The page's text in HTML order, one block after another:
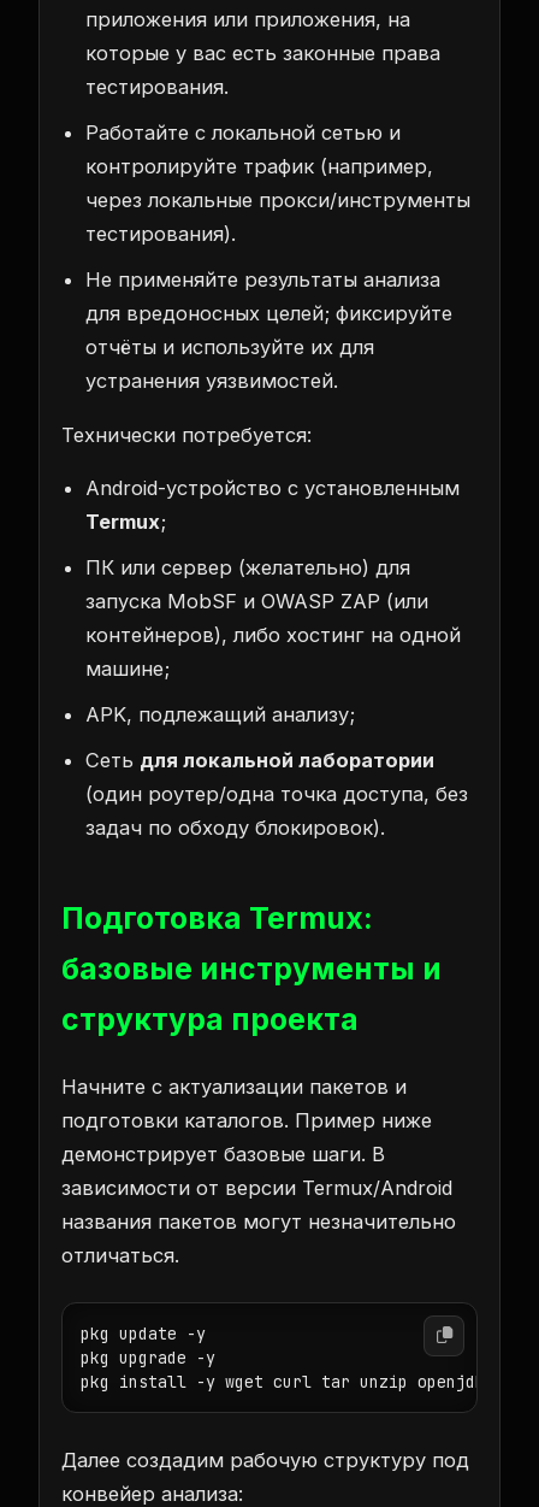
приложения или приложения, на
которые у вас есть законные права
тестирования.
Работайте с локальной сетью и
контролируйте трафик (например,
через локальные прокси/инструменты
тестирования).
Не применяйте результаты анализа
для вредоносных целей; фиксируйте
отчёты и используйте их для
устранения уязвимостей.
Технически потребуется:
Android-устройство с установленным
Termux;
ПК или сервер (желательно) для
запуска MobSF и OWASP ZAP (или
контейнеров), либо хостинг на одной
машине;
APK, подлежащий анализу;
Сеть для локальной лаборатории
(один роутер/одна точка доступа, без
задач по обходу блокировок).
Подготовка Termux:
базовые инструменты и
структура проекта
Начните с актуализации пакетов и
подготовки каталогов. Пример ниже
демонстрирует базовые шаги. В
зависимости от версии Termux/Android
названия пакетов могут незначительно
отличаться.
pkg update -y
pkg upgrade -y
pkg install -y wget curl tar unzip openjdk-17-
Далее создадим рабочую структуру под
конвейер анализа: